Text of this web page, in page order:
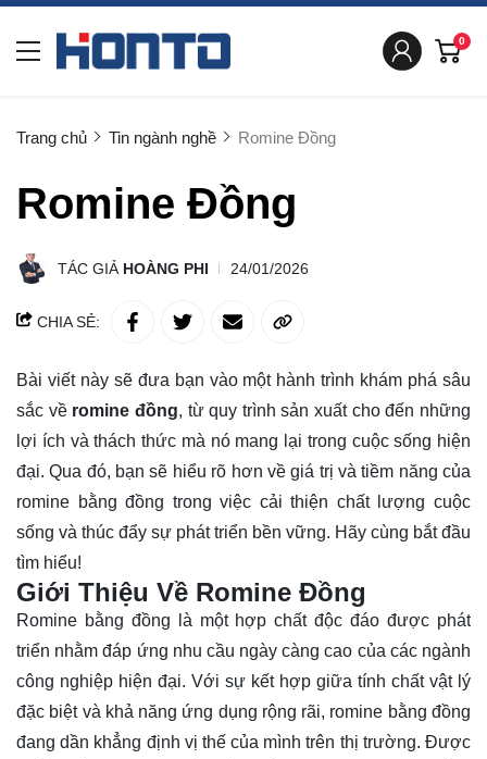
0
Trang chủ Tin ngành nghề Romine Đồng
Romine Đồng
TÁC GIẢ HOÀNG PHI 24/01/2026
CHIA SẺ:
Bài viết này sẽ đưa bạn vào một hành trình khám phá sâu
sắc về romine đồng, từ quy trình sản xuất cho đến những
lợi ích và thách thức mà nó mang lại trong cuộc sống hiện
đại. Qua đó, bạn sẽ hiểu rõ hơn về giá trị và tiềm năng của
romine bằng đồng trong việc cải thiện chất lượng cuộc
sống và thúc đẩy sự phát triển bền vững. Hãy cùng bắt đầu
tìm hiểu!
Giới Thiệu Về Romine Đồng
Romine bằng đồng là một hợp chất độc đáo được phát
triển nhằm đáp ứng nhu cầu ngày càng cao của các ngành
công nghiệp hiện đại. Với sự kết hợp giữa tính chất vật lý
đặc biệt và khả năng ứng dụng rộng rãi, romine bằng đồng
đang dần khẳng định vị thế của mình trên thị trường. Được